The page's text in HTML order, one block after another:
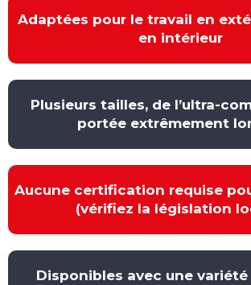
Adaptées pour le travail en
en intérieur
Plusieurs tailles, de l’ultra-
portée extrêmement
Aucune certification requise
(vérifiez la législation
Disponibles avec une